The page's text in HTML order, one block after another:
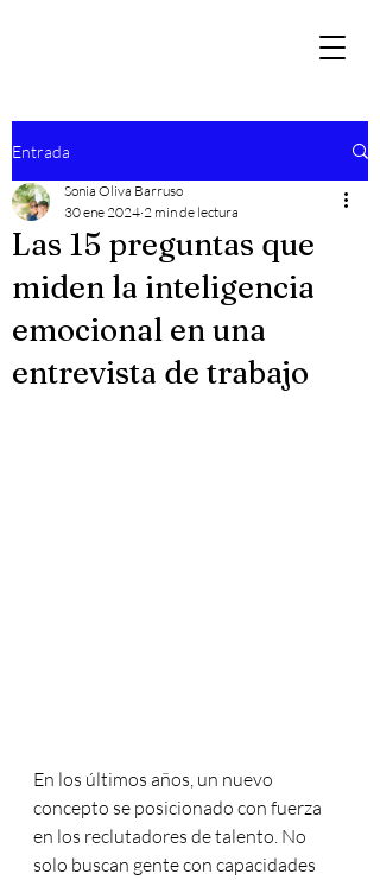
Entrada
Las 15 preguntas que
miden la inteligencia
emocional en una
entrevista de trabajo
Sonia Oliva Barruso
30 ene 2024 2 min de lectura
En los últimos años, un nuevo
concepto se posicionado con fuerza
en los reclutadores de talento. No
solo buscan gente con capacidades